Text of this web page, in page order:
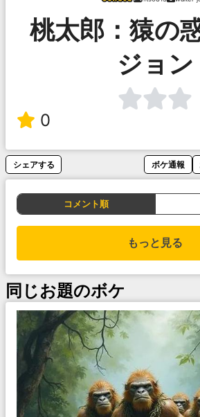
桃太郎：猿の
ジョン
0
シェアする ボケ通報
コメント順
もっと見る
同じお題のボケ